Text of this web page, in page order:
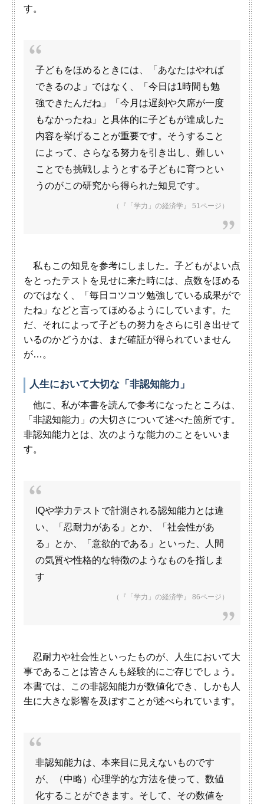
す。
子どもをほめるときには、「あなたはやれば
できるのよ」ではなく、「今日は1時間も勉
強できたんだね」「今月は遅刻や欠席が一度
もなかったね」と具体的に子どもが達成した
内容を挙げることが重要です。そうすること
によって、さらなる努力を引き出し、難しい
ことでも挑戦しようとする子どもに育つとい
うのがこの研究から得られた知見です。
（『「学力」の経済学』 51ページ）
私もこの知見を参考にしました。子どもがよい点
をとったテストを見せに来た時には、点数をほめる
のではなく、「毎日コツコツ勉強している成果がで
たね」などと言ってほめるようにしています。た
だ、それによって子どもの努力をさらに引き出せて
いるのかどうかは、まだ確証が得られていません
が…。
人生において大切な「非認知能力」
他に、私が本書を読んで参考になったところは、
「非認知能力」の大切さについて述べた箇所です。
非認知能力とは、次のような能力のことをいいま
す。
IQや学力テストで計測される認知能力とは違
い、「忍耐力がある」とか、「社会性があ
る」とか、「意欲的である」といった、人間
の気質や性格的な特徴のようなものを指しま
す
（『「学力」の経済学』 86ページ）
忍耐力や社会性といったものが、人生において大
事であることは皆さんも経験的にご存じでしょう。
本書では、この非認知能力が数値化でき、しかも人
生に大きな影響を及ぼすことが述べられています。
非認知能力は、本来目に見えないものです
が、（中略）心理学的な方法を使って、数値
化することができます。そして、その数値を